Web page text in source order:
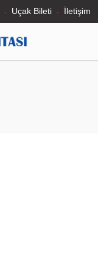
Uçak Bileti İletişim